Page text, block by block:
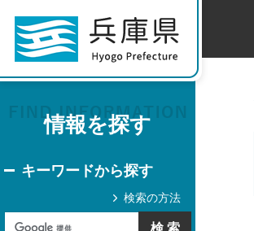
情報を探す
キーワードから探す
検索の方法